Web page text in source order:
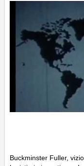
Buckminster Fuller,